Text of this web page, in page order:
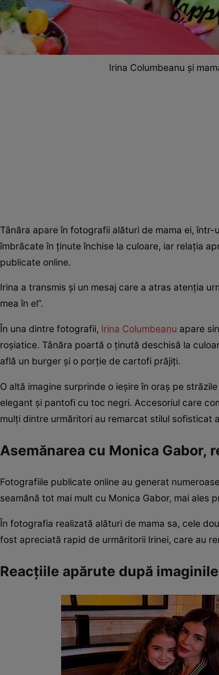
Irina Columbeanu și
Tânăra apare în fotografii alături de mama ei,
îmbrăcate în ținute închise la culoare, iar relația
publicate online.
Irina a transmis și un mesaj care a atras atenția
mea în el”.
În una dintre fotografii, Irina Columbeanu apare
roșiatice. Tânăra poartă o ținută deschisă la
află un burger și o porție de cartofi prăjiți.
O altă imagine surprinde o ieșire în oraș pe
elegant și pantofi cu toc negri. Accesoriul care
mulți dintre urmăritori au remarcat stilul sofisticat
Asemănarea cu Monica Gabor,
Fotografiile publicate online au generat
seamănă tot mai mult cu Monica Gabor, mai ales
În fotografia realizată alături de mama sa, cele
fost apreciată rapid de urmăritorii Irinei, care au
Reacțiile apărute după